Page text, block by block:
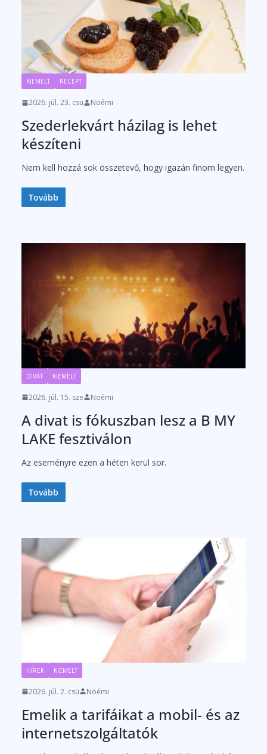
KIEMELT RECEPT
2026. júl. 23. csü Noémi
Szederlekvárt házilag is lehet
készíteni
Nem kell hozzá sok összetevő, hogy igazán finom legyen.
Tovább
DIVAT KIEMELT
2026. júl. 15. sze Noémi
A divat is fókuszban lesz a B MY
LAKE fesztiválon
Az eseményre ezen a héten kerül sor.
Tovább
HÍREK KIEMELT
2026. júl. 2. csü Noémi
Emelik a tarifáikat a mobil- és az
internetszolgáltatók